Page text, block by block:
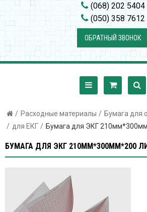
(068) 202 5404
(050) 358 7612
ОБРАТНЫЙ ЗВОНОК
Расходные материалы
Бумага для
для ЕКГ
Бумага для ЭКГ
БУМАГА ДЛЯ ЭКГ 210ММ*300ММ*200